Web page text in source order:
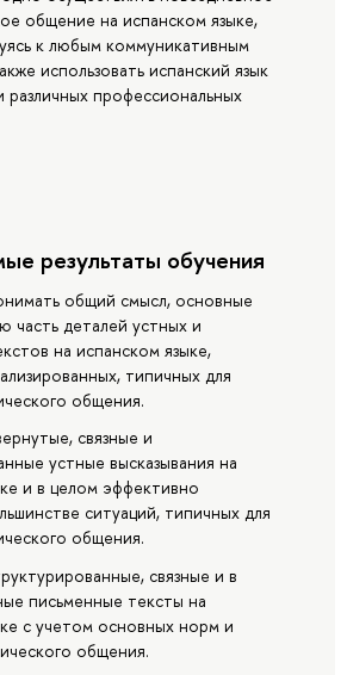
общение на испанском языке,
к любым коммуникативным
использовать испанский язык
различных профессиональных
результаты обучения
общий смысл, основные
часть деталей устных и
на испанском языке,
типичных для
общения.
связные и
устные высказывания на
и в целом эффективно
ситуаций, типичных для
общения.
связные и в
письменные тексты на
с учетом основных норм и
общения.